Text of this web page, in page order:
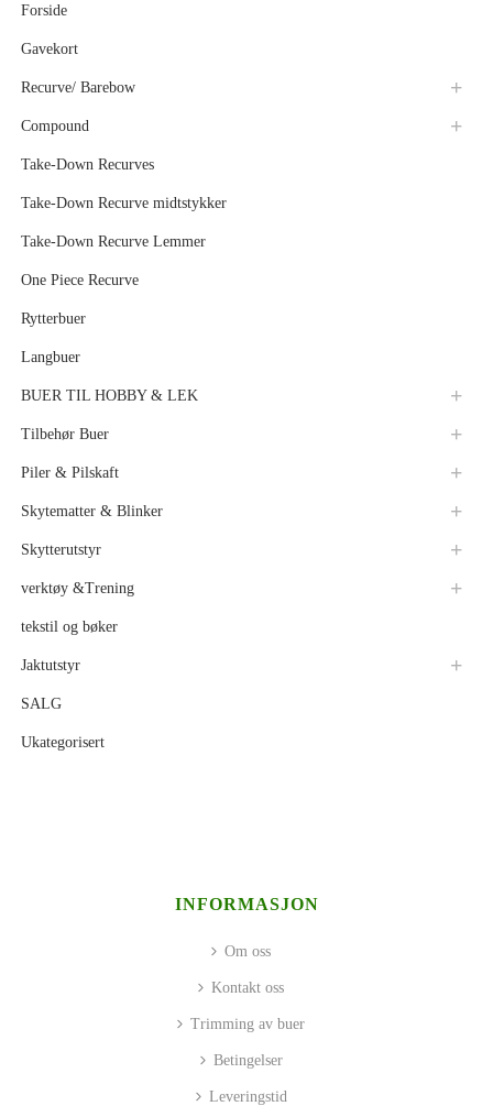
Forside
Gavekort
Recurve/ Barebow
Compound
Take-Down Recurves
Take-Down Recurve midtstykker
Take-Down Recurve Lemmer
One Piece Recurve
Rytterbuer
Langbuer
BUER TIL HOBBY & LEK
Tilbehør Buer
Piler & Pilskaft
Skytematter & Blinker
Skytterutstyr
verktøy &Trening
tekstil og bøker
Jaktutstyr
SALG
Ukategorisert
INFORMASJON
Om oss
Kontakt oss
Trimming av buer
Betingelser
Leveringstid